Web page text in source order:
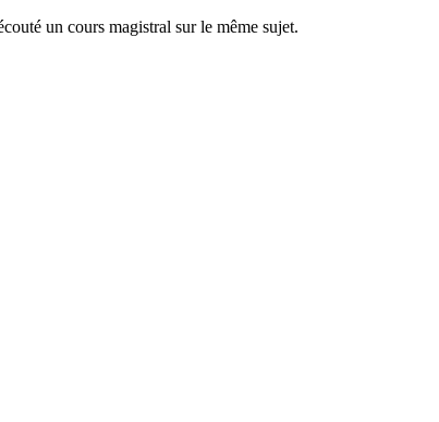
un cours magistral sur le même sujet.